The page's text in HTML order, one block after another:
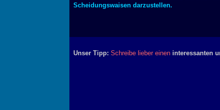
Scheidungswaisen darzustellen.
Unser Tipp: Schreibe lieber einen interessanten